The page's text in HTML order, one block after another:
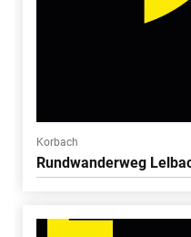
Korbach
Rundwanderweg